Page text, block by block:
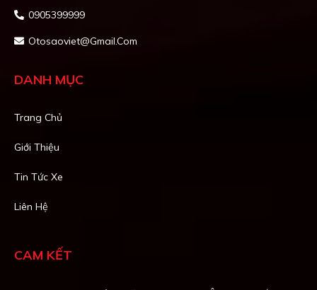
0905399999
Otosaoviet@gmail.com
DANH MỤC
Trang Chủ
Giới Thiệu
Tin Tức Xe
Liên Hệ
CAM KẾT